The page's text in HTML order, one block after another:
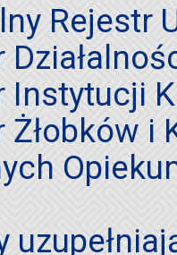
Rejestr
Instytucji
Żłobków i